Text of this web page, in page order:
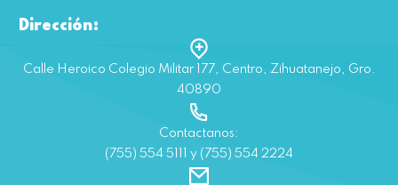
Dirección:
Calle Heroico Colegio Militar 177, Centro, Zihuatanejo, Gro.
40890
Contactanos:
(755) 554 5111 y (755) 554 2224